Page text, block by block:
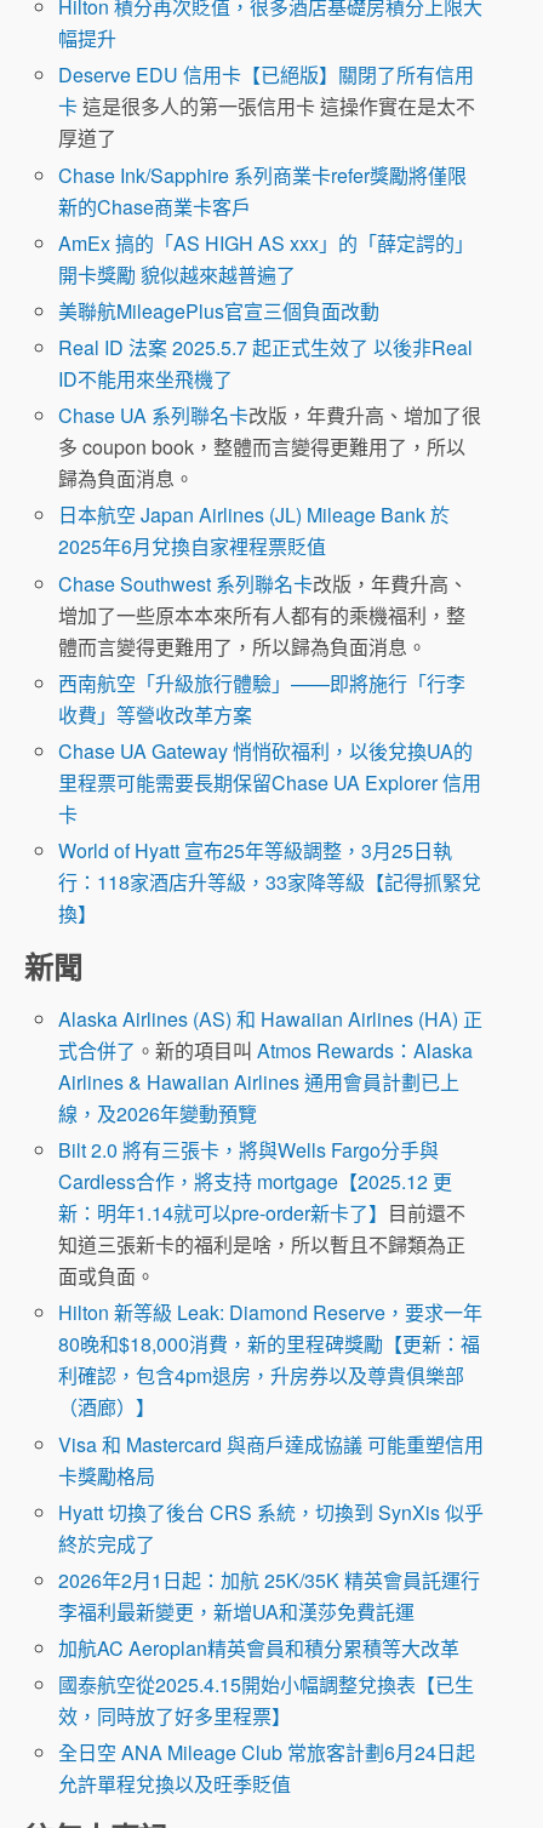
Hilton 積分再次貶值，很多酒店基礎房積分上限大
幅提升
Deserve EDU 信用卡【已絕版】關閉了所有信用
卡這是很多人的第一張信用卡 這操作實在是太不
厚道了
Chase Ink/Sapphire 系列商業卡refer獎勵將僅限
新的Chase商業卡客戶
AmEx 搞的「AS HIGH AS xxx」的「薛定諤的」
開卡獎勵 貌似越來越普遍了
美聯航MileagePlus官宣三個負面改動
Real ID 法案 2025.5.7 起正式生效了 以後非Real
ID不能用來坐飛機了
Chase UA 系列聯名卡改版，年費升高、增加了很
多 coupon book，整體而言變得更難用了，所以
歸為負面消息。
日本航空 Japan Airlines (JL) Mileage Bank 於
2025年6月兌換自家裡程票貶值
Chase Southwest 系列聯名卡改版，年費升高、
增加了一些原本本來所有人都有的乘機福利，整
體而言變得更難用了，所以歸為負面消息。
西南航空「升級旅行體驗」——即將施行「行李
收費」等營收改革方案
Chase UA Gateway 悄悄砍福利，以後兌換UA的
里程票可能需要長期保留Chase UA Explorer 信用
卡
World of Hyatt 宣布25年等級調整，3月25日執
行：118家酒店升等級，33家降等級【記得抓緊兌
換】
新聞
Alaska Airlines (AS) 和 Hawaiian Airlines (HA) 正
式合併了 。新的項目叫Atmos Rewards：Alaska
Airlines & Hawaiian Airlines 通用會員計劃已上
線，及2026年變動預覽
Bilt 2.0 將有三張卡，將與Wells Fargo分手與
Cardless合作，將支持 mortgage【2025.12 更
新：明年1.14就可以pre-order新卡了】 目前還不
知道三張新卡的福利是啥，所以暫且不歸類為正
面或負面。
Hilton 新等級 Leak: Diamond Reserve，要求一年
80晚和$18,000消費，新的里程碑獎勵【更新：福
利確認，包含4pm退房，升房券以及尊貴俱樂部
（酒廊）】
Visa 和 Mastercard 與商戶達成協議 可能重塑信用
卡獎勵格局
Hyatt 切換了後台 CRS 系統，切換到 SynXis 似乎
終於完成了
2026年2月1日起：加航 25K/35K 精英會員託運行
李福利最新變更，新增UA和漢莎免費託運
加航AC Aeroplan精英會員和積分累積等大改革
國泰航空從2025.4.15開始小幅調整兌換表【已生
效，同時放了好多里程票】
全日空 ANA Mileage Club 常旅客計劃6月24日起
允許單程兌換以及旺季貶值